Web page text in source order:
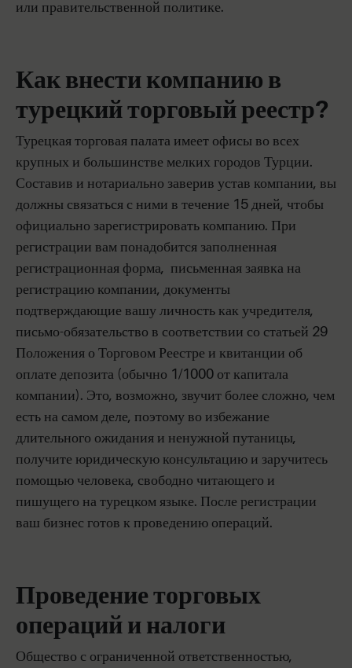
или правительственной политике.
Как внести компанию в
турецкий торговый реестр?
Турецкая торговая палата имеет офисы во всех
крупных и большинстве мелких городов Турции.
Составив и нотариально заверив устав компании, вы
должны связаться с ними в течение 15 дней, чтобы
официально зарегистрировать компанию. При
регистрации вам понадобится заполненная
регистрационная форма, письменная заявка на
регистрацию компании, документы
подтверждающие вашу личность как учредителя,
письмо-обязательство в соответствии со статьей 29
Положения о Торговом Реестре и квитанции об
оплате депозита (обычно 1/1000 от капитала
компании). Это, возможно, звучит более сложно, чем
есть на самом деле, поэтому во избежание
длительного ожидания и ненужной путаницы,
получите юридическую консультацию и заручитесь
помощью человека, свободно читающего и
пишущего на турецком языке. После регистрации
ваш бизнес готов к проведению операций.
Проведение торговых
операций и налоги
Общество с ограниченной ответственностью,